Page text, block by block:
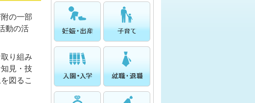
の一部
動の活
り組み
見・技
図るこ